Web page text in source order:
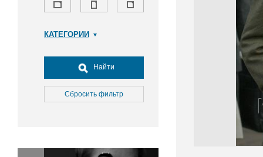
КАТЕГОРИИ
Досуг, туризм и отдых
Культура
Медицина
Окружающая среда
Найти
Сбросить фильтр